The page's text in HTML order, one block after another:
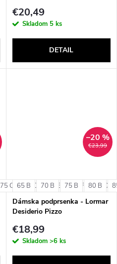
€20,49
Skladom 5 ks
DETAIL
75 C 75 D 75 E 75 F 80 C
€23,99
–20 %
65 B 70 B 75 B 80 B
Dámska podprsenka - Lormar
Desiderio Pizzo
€18,99
Skladom >6 ks